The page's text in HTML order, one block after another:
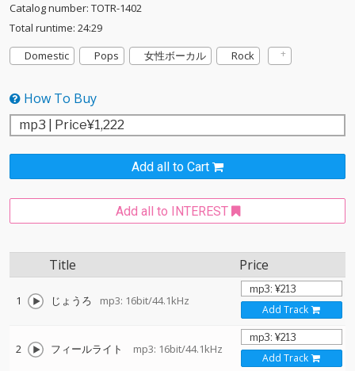
Catalog number: TOTR-1402
Total runtime: 24:29
Domestic
Pops 女性ボーカル Rock
How To Buy
Add all to Cart
Add all to INTEREST
Title Price
1 じょうろ mp3: 16bit/44.1kHz
Add Track
2 フィールライト mp3: 16bit/44.1kHz
Add Track